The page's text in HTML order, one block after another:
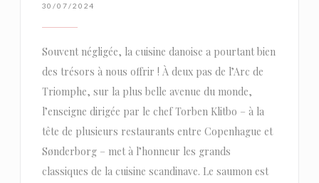
30/07/2024
Souvent négligée, la cuisine danoise a pourtant bien
des trésors à nous offrir ! À deux pas de l’Arc de
Triomphe, sur la plus belle avenue du monde,
l’enseigne dirigée par le chef Torben Klitbo – à la
tête de plusieurs restaurants entre Copenhague et
Sønderborg – met à l’honneur les grands
classiques de la cuisine scandinave. Le saumon est